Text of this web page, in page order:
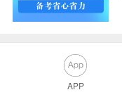
APP